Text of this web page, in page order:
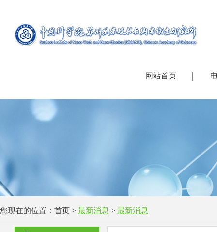
网站首页
您现在的位置： 首页 > 最新消息 > 最新消息